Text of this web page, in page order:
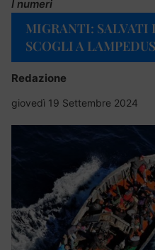
I numeri
MIGRANTI: SALVATI
SCOGLI A
Redazione
giovedì 19 Settembre 2024